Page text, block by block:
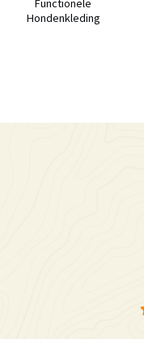
Functionele
Hondenkleding